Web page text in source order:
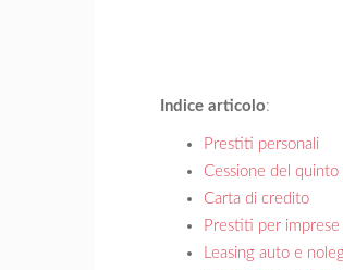
Indice articolo:
Prestiti personali
Cessione del
Carta di credito
Prestiti per
Leasing auto e